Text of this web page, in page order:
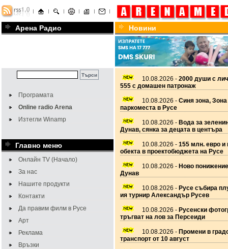
Арена Радио Новини
Програмата
Online radio Arena
Изтегли Winamp
Главно меню
Онлайн TV (Начало)
За нас
Нашите продукти
Контакти
Да правим филм в Русе
Арт
Реклама
Връзки
10.08.2026 - 2000 души с
555 с домашен патронаж
10.08.2026 - Синя зона,
паркоместа в Русе
10.08.2026 - Вода за
Дунав, сянка за децата в центъра
10.08.2026 - 155 млн. евро и
обекта в проектобюджета на Русе
10.08.2026 - Ново
Дунав
10.08.2026 - Русе събира
ия турнир Александър Русев
10.08.2026 - Русенски
тръгват на лов за Персеиди
10.08.2026 - Промени в
транспорт от 10 август